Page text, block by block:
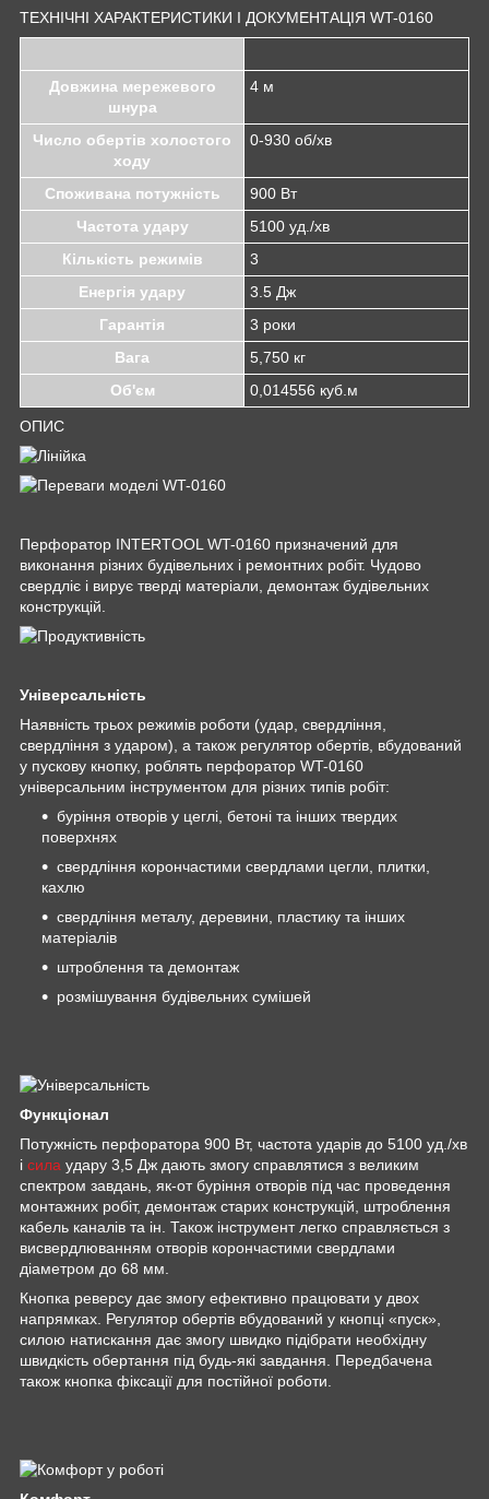
ТЕХНІЧНІ ХАРАКТЕРИСТИКИ І ДОКУМЕНТАЦІЯ WT-0160
Довжина мережевого
шнура
4 м
Число обертів холостого
ходу
0-930 об/хв
Споживана потужність
900 Вт
Частота удару
5100 уд./хв
Кількість режимів
3
Енергія удару
3.5 Дж
Гарантія
3 роки
Вага
5,750 кг
Об'єм
0,014556 куб.м
ОПИС
Перфоратор INTERTOOL WT-0160 призначений для
виконання різних будівельних і ремонтних робіт. Чудово
свердліє і вирує тверді матеріали, демонтаж будівельних
конструкцій.
Універсальність
Наявність трьох режимів роботи (удар, свердління,
свердління з ударом), а також регулятор обертів, вбудований
у пускову кнопку, роблять перфоратор WT-0160
універсальним інструментом для різних типів робіт:
буріння отворів у цеглі, бетоні та інших твердих
поверхнях
свердління корончастими свердлами цегли, плитки,
кахлю
свердління металу, деревини, пластику та інших
матеріалів
штроблення та демонтаж
розмішування будівельних сумішей
Функціонал
Потужність перфоратора 900 Вт, частота ударів до 5100 уд./хв
і сила удару 3,5 Дж дають змогу справлятися з великим
спектром завдань, як-от буріння отворів під час проведення
монтажних робіт, демонтаж старих конструкцій, штроблення
кабель каналів та ін. Також інструмент легко справляється з
висвердлюванням отворів корончастими свердлами
діаметром до 68 мм.
Кнопка реверсу дає змогу ефективно працювати у двох
напрямках. Регулятор обертів вбудований у кнопці «пуск»,
силою натискання дає змогу швидко підібрати необхідну
швидкість обертання під будь-які завдання. Передбачена
також кнопка фіксації для постійної роботи.